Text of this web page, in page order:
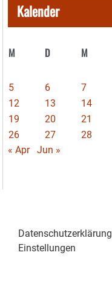
Kalender
M D M
5
6 7
12
13 14
19
20 21
26
27 28
« Apr
Jun »
Datenschutzerklärung
Einstellungen